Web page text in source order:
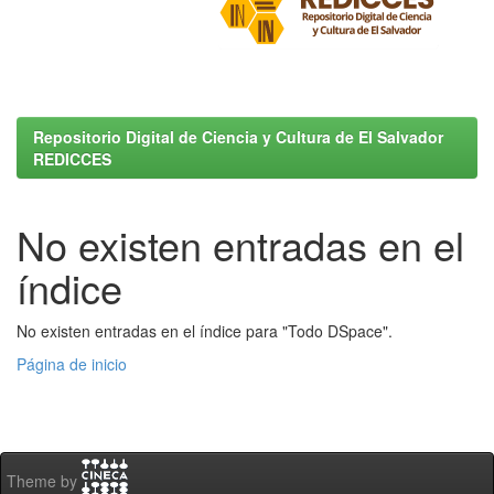
Repositorio Digital de Ciencia y Cultura de El Salvador
REDICCES
No existen entradas en el
índice
No existen entradas en el índice para "Todo DSpace".
Página de inicio
Theme by